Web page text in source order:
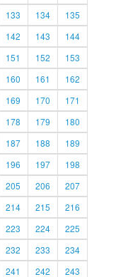
133 134
135
142 143
144
151 152
153
160 161
162
169 170
171
178 179
180
187 188
189
196 197
198
205 206
207
214 215
216
223 224
225
232 233
234
241 242 243